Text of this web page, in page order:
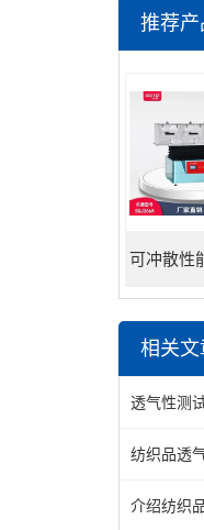
推荐产
相关文
透气性测